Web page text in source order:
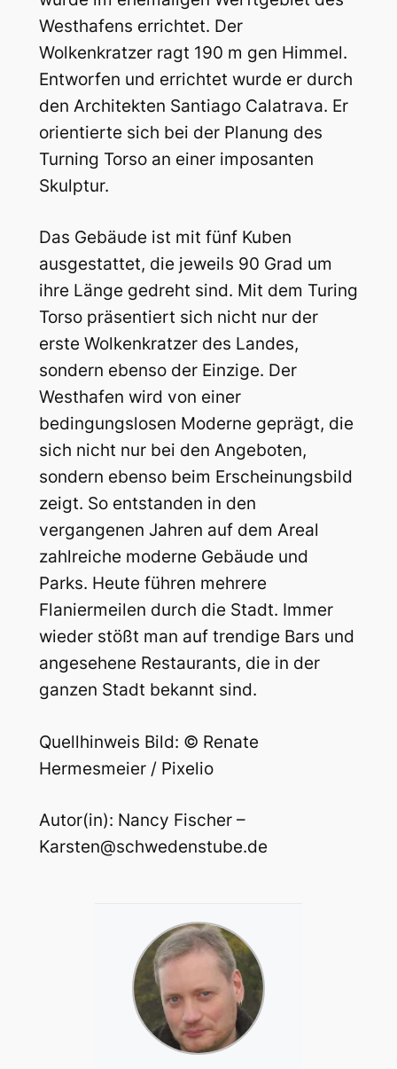
Westhafens errichtet. Der
Wolkenkratzer ragt 190 m gen Himmel.
Entworfen und errichtet wurde er durch
den Architekten Santiago Calatrava. Er
orientierte sich bei der Planung des
Turning Torso an einer imposanten
Skulptur.
Das Gebäude ist mit fünf Kuben
ausgestattet, die jeweils 90 Grad um
ihre Länge gedreht sind. Mit dem Turing
Torso präsentiert sich nicht nur der
erste Wolkenkratzer des Landes,
sondern ebenso der Einzige. Der
Westhafen wird von einer
bedingungslosen Moderne geprägt, die
sich nicht nur bei den Angeboten,
sondern ebenso beim Erscheinungsbild
zeigt. So entstanden in den
vergangenen Jahren auf dem Areal
zahlreiche moderne Gebäude und
Parks. Heute führen mehrere
Flaniermeilen durch die Stadt. Immer
wieder stößt man auf trendige Bars und
angesehene Restaurants, die in der
ganzen Stadt bekannt sind.
Quellhinweis Bild: © Renate
Hermesmeier / Pixelio
Autor(in): Nancy Fischer –
Karsten@schwedenstube.de